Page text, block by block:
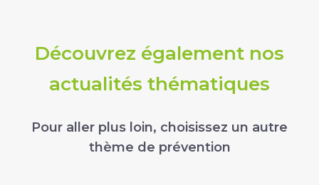
Découvrez également nos
actualités thématiques
Pour aller plus loin, choisissez un autre
thème de prévention